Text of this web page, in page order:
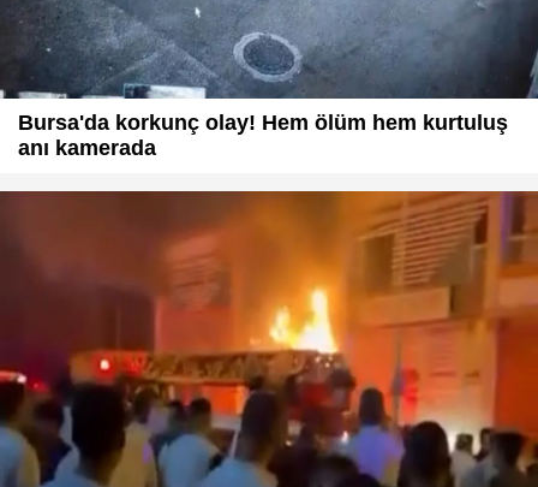
Bursa'da korkunç olay! Hem ölüm hem kurtuluş
anı kamerada